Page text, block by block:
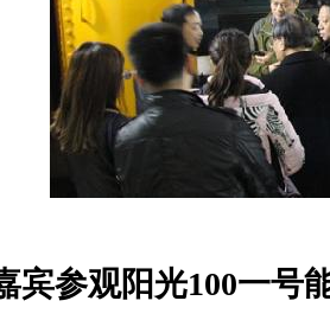
宾参观阳光100一号